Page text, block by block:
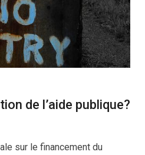
de l’aide publique?
sur le financement du